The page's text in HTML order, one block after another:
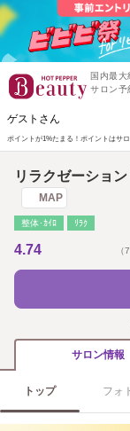
国内最大
サロン予
ゲストさん
ポイントが1%たまる！ ポイントはサ
リラクゼーショ
MAP
整体･ｶｲﾛ ﾘﾗｸ
4.74 （
サロン情報
トップ フォ